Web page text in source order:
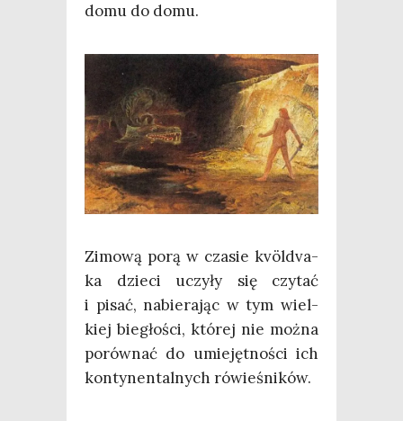
domu do domu.
Zimo­wą porą w cza­sie kvöl­dva­
ka dzie­ci uczy­ły się czy­tać
i pisać, nabie­ra­jąc w tym wiel­
kiej bie­gło­ści, któ­rej nie moż­na
porów­nać do umie­jęt­no­ści ich
kon­ty­nen­tal­nych rówieśników.